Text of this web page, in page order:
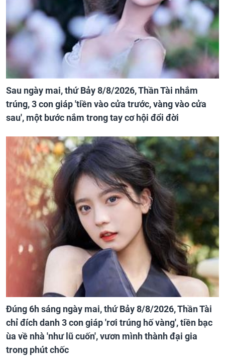
Sau ngày mai, thứ Bảy 8/8/2026, Thần Tài nhắm
trúng, 3 con giáp 'tiền vào cửa trước, vàng vào cửa
sau', một bước nắm trong tay cơ hội đổi đời
Đúng 6h sáng ngày mai, thứ Bảy 8/8/2026, Thần Tài
chỉ đích danh 3 con giáp 'rơi trúng hố vàng', tiền bạc
ùa về nhà 'như lũ cuốn', vươn mình thành đại gia
trong phút chốc